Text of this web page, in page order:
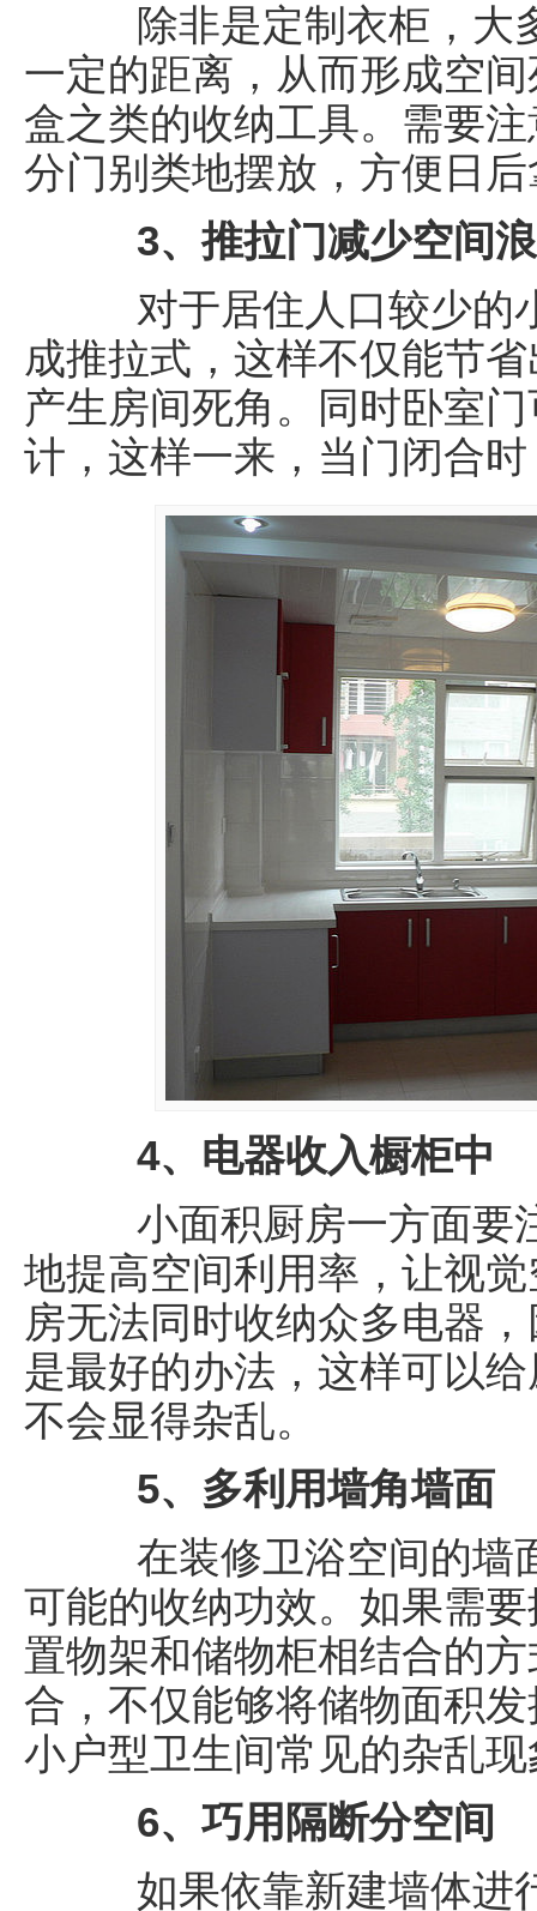
除非是定制衣柜，大
一定的距离，从而形成空
盒之类的收纳工具。需要
分门别类地摆放，方便日
3、推拉门减少空间
对于居住人口较少的
成推拉式，这样不仅能节
产生房间死角。同时卧室
计，这样一来，当门闭合
4、电器收入橱柜中
小面积厨房一方面要
地提高空间利用率，让视
房无法同时收纳众多电器
是最好的办法，这样可以
不会显得杂乱。
5、多利用墙角墙面
在装修卫浴空间的墙
可能的收纳功效。如果需
置物架和储物柜相结合的
合，不仅能够将储物面积
小户型卫生间常见的杂乱
6、巧用隔断分空间
如果依靠新建墙体进